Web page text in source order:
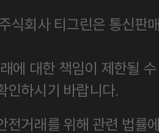
식회사 티그린은 통신판
에 대한 책임이 제한될
인하시기 바랍니다.
전거래를 위해 관련 법률